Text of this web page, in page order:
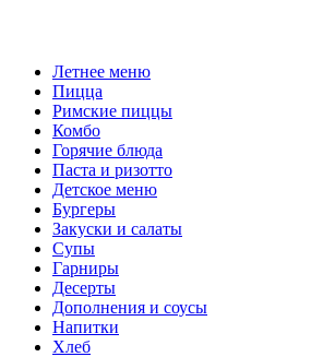
Летнее меню
Пицца
Римские пиццы
Комбо
Горячие блюда
Паста и ризотто
Детское меню
Бургеры
Закуски и салаты
Супы
Гарниры
Десерты
Дополнения и соусы
Напитки
Хлеб